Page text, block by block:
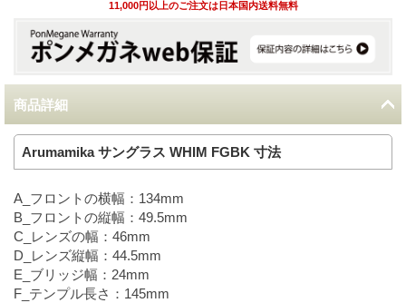
11,000円以上のご注文は日本国内送料無料
商品詳細
Arumamika サングラス WHIM FGBK 寸法
A_フロントの横幅：134mm
B_フロントの縦幅：49.5mm
C_レンズの幅：46mm
D_レンズ縦幅：44.5mm
E_ブリッジ幅：24mm
F_テンプル長さ：145mm